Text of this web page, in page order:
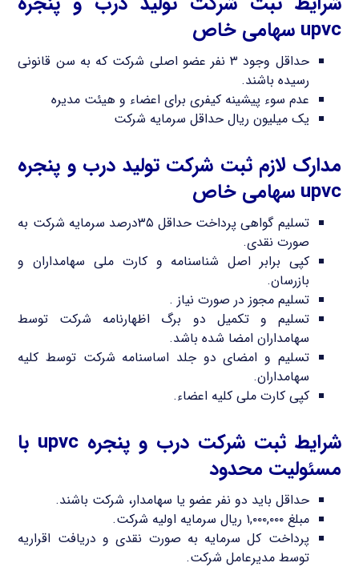
upvc سهامی خاص
حداقل وجود ۳ نفر عضو اصلی شرکت که به سن قانونی
رسیده باشند.
عدم سوء پیشینه کیفری برای اعضاء و هیئت مدیره
یک میلیون ریال حداقل سرمایه شرکت
مدارک لازم ثبت شرکت تولید درب و پنجره
upvc سهامی خاص
تسلیم گواهی پرداخت حداقل ۳۵درصد سرمایه شرکت به
صورت نقدی.
کپی برابر اصل شناسنامه و کارت ملی سهامداران و
بازرسان.
تسلیم مجوز در صورت نیاز .
تسلیم و تکمیل دو برگ اظهارنامه شرکت توسط
سهامداران امضا شده باشد.
تسلیم و امضای دو جلد اساسنامه شرکت توسط کلیه
سهامداران.
کپی کارت ملی کلیه اعضاء.
شرایط ثبت شرکت درب و پنجره upvc با
مسئولیت محدود
حداقل باید دو نفر عضو یا سهامدار، شرکت باشند.
مبلغ ۱,۰۰۰,۰۰۰ ریال سرمایه اولیه شرکت.
پرداخت کل سرمایه به صورت نقدی و دریافت اقراریه
توسط مدیرعامل شرکت.